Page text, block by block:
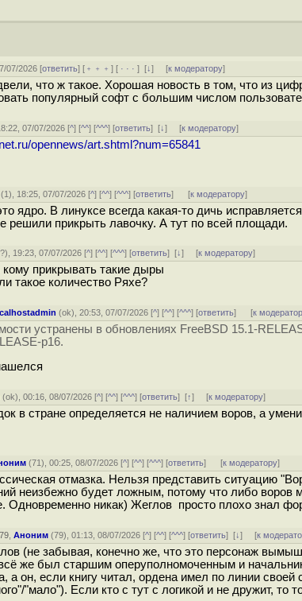
07/2026 [ответить] [ ﹢﹢﹢] [ · · ·][↓] [к модератору]
что ж такое. Хорошая новость в том, что из
популярный софт с большим числом
07/07/2026 [^] [^^] [^^^] [ответить][↓] [к модератору]
opennews/art.shtml?num=65841
(1), 18:25, 07/07/2026 [^] [^^] [^^^] [ответить] [к модератору]
ядро. В линуксе всегда какая-то дичь
решили прикрыть лавочку. А тут по всей площади.
), 19:23, 07/07/2026 [^] [^^] [^^^] [ответить][↓] [к модератору]
кому прикрывать такие дыры
такое количество Ряхе?
(ok), 20:53, 07/07/2026 [^] [^^] [^^^] [ответить] [к
устранены в обновлениях FreeBSD 15.1-
p16.
(ok), 00:16, 08/07/2026 [^] [^^] [^^^] [ответить][↑] [к модератору]
в стране определяется не наличием воров, а
(71), 00:25, 08/07/2026 [^] [^^] [^^^] [ответить] [к модератору]
отмазка. Нельзя представить ситуацию
неизбежно будет ложным, потому что либо воров
Одновременно никак) Жеглов просто плохо знал
,Аноним (79), 01:13, 08/07/2026 [^] [^^] [^^^] [ответить][↓] [к
(не забывая, конечно же, что это персонаж
же был старшим оперуполномоченным и
а он, если книгу читал, ордена имел по линии
"мало"). Если кто с тут с логикой и не дружит, то